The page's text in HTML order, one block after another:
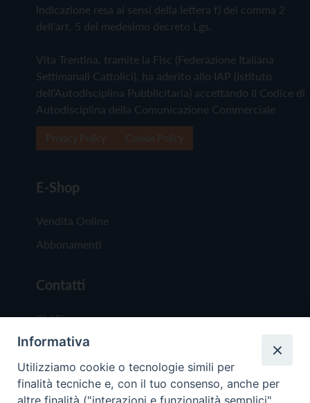
Indicazione resa ai sensi della lettera f) del comma 2
dell'art. 5 del medesimo decreto Lgs.
Vita Trentina, tramite la Fisc (Federazione Italiana
Settimanali Cattolici), ha aderito allo IAP (Istituto
dell'Autodisciplina Pubblicitaria) accettando il Codice di
Autodisciplina della Comunicazione Commerciale
E-Shop
Vendita Online
Abbonamenti
Contatti
Chi Siamo
Redazione
Scrivici
Informativa
Utilizziamo cookie o tecnologie simili per
finalità tecniche e, con il tuo consenso, anche per